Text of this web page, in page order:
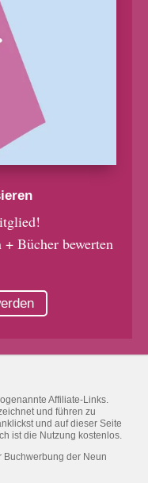
Bücher bewerten
Affiliate-Links.
und führen zu
und auf dieser Seite
ist die Nutzung kostenlos.
Buchwerbung der Neun